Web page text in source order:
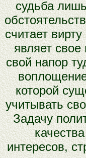
судьба
считает
являет
свой напор
которой
учитывать
Задачу
интересов,